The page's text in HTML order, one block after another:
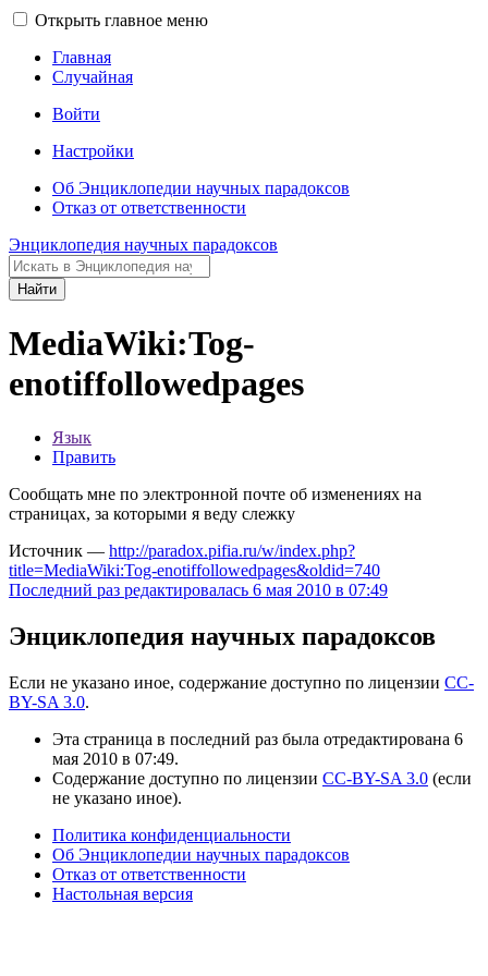
Открыть главное меню
Главная
Случайная
Войти
Настройки
Об Энциклопедии научных парадоксов
Отказ от ответственности
Энциклопедия научных парадоксов
Найти
MediaWiki:Tog-
enotiffollowedpages
Язык
Править
Сообщать мне по электронной почте об изменениях на
страницах, за которыми я веду слежку
Источник — http://paradox.pifia.ru/w/index.php?
title=MediaWiki:Tog-enotiffollowedpages&oldid=740
Последний раз редактировалась 6 мая 2010 в 07:49
Энциклопедия научных парадоксов
Если не указано иное, содержание доступно по лицензии CC-
BY-SA 3.0.
Эта страница в последний раз была отредактирована 6
мая 2010 в 07:49.
Содержание доступно по лицензии CC-BY-SA 3.0 (если
не указано иное).
Политика конфиденциальности
Об Энциклопедии научных парадоксов
Отказ от ответственности
Настольная версия